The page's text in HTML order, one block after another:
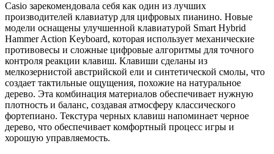
Casio зарекомендовала себя как один из лучших
производителей клавиатур для цифровых пианино. Новые
модели оснащены улучшенной клавиатурой Smart Hybrid
Hammer Action Keyboard, которая использует механические
противовесы и сложные цифровые алгоритмы для точного
контроля реакции клавиш. Клавиши сделаны из
мелкозернистой австрийской ели и синтетической смолы, что
создает тактильные ощущения, похожие на натуральное
дерево. Эта комбинация материалов обеспечивает нужную
плотность и баланс, создавая атмосферу классического
фортепиано. Текстура черных клавиш напоминает черное
дерево, что обеспечивает комфортный процесс игры и
хорошую управляемость.